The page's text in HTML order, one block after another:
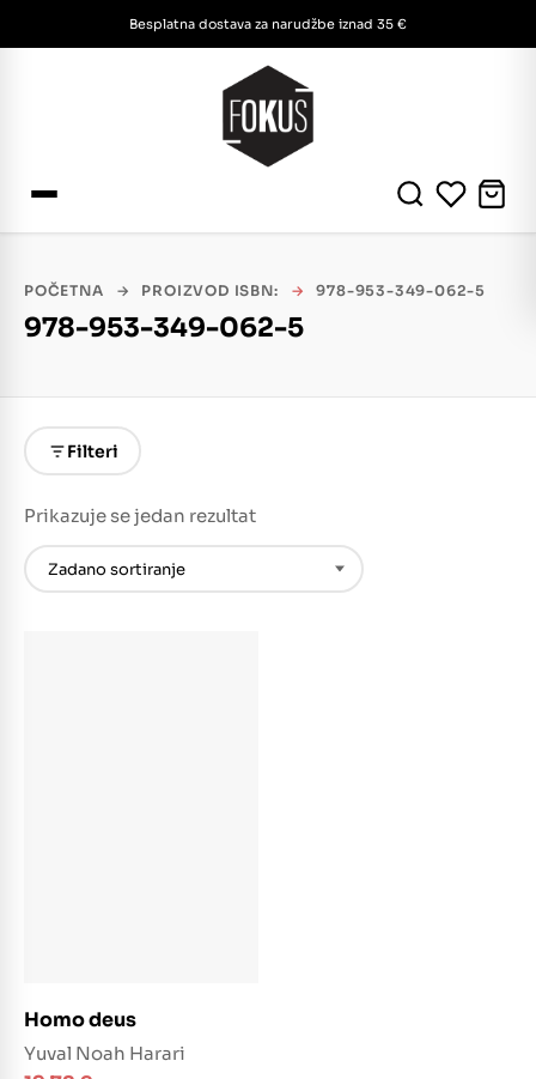
Besplatna dostava za narudžbe iznad 35 €
POČETNA → PROIZVOD ISBN: → 978-953-349-062-5
978-953-349-062-5
Filteri
Prikazuje se jedan rezultat
Homo deus
Yuval Noah Harari